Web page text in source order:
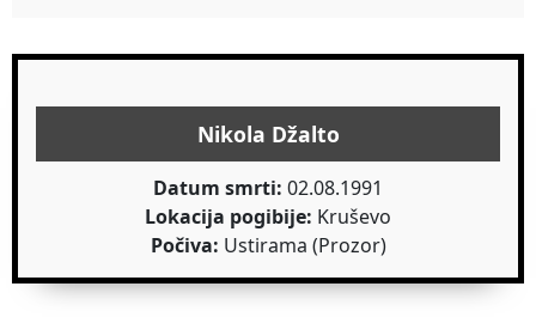
Nikola Džalto
Datum smrti: 02.08.1991
Lokacija pogibije: Kruševo
Počiva: Ustirama (Prozor)